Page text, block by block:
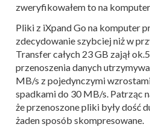
zweryfikowałem to na
Pliki z iXpand Go na komputer
zdecydowanie szybciej niż w
Transfer całych 23 GB zajął
przenoszenia danych
MB/s z pojedynczymi
spadkami do 30 MB/s. Patrząc
że przenoszone pliki były dość
żaden sposób skompresowane.